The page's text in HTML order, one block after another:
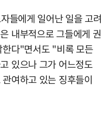
들에게 일어난 일을 고려
내부적으로 그들에게 권
다"면서도 "비록 모든
있으나 그가 어느정도
여하고 있는 징후들이